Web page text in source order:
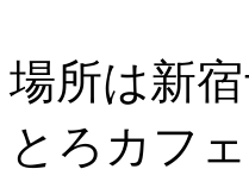
場所は新
とろカフ